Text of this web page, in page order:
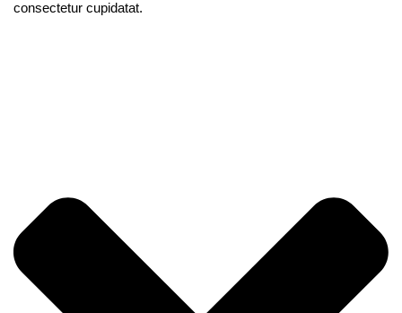
consectetur cupidatat.